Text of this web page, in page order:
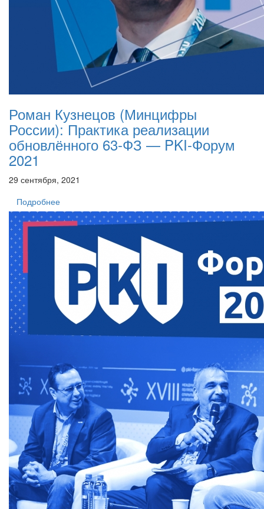
Роман Кузнецов (Минцифры
России): Практика реализации
обновлённого 63-ФЗ — PKI-Форум
2021
29 сентября, 2021
Подробнее